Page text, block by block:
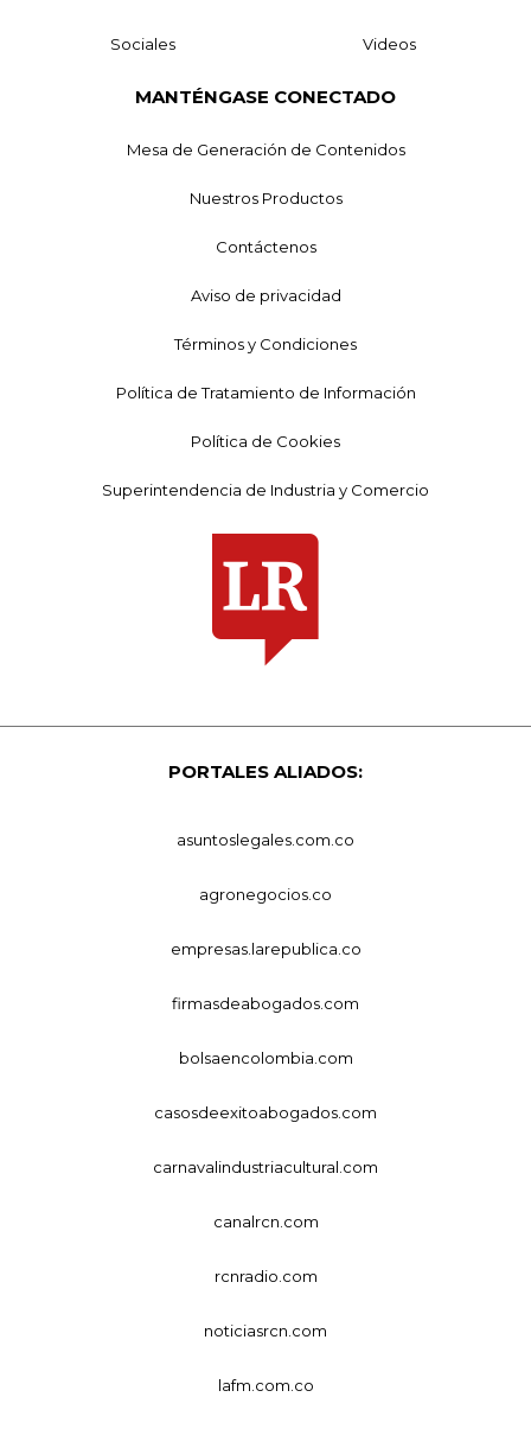
Sociales Videos
MANTÉNGASE CONECTADO
Mesa de Generación de Contenidos
Nuestros Productos
Contáctenos
Aviso de privacidad
Términos y Condiciones
Política de Tratamiento de Información
Política de Cookies
Superintendencia de Industria y Comercio
PORTALES ALIADOS:
asuntoslegales.com.co
agronegocios.co
empresas.larepublica.co
firmasdeabogados.com
bolsaencolombia.com
casosdeexitoabogados.com
carnavalindustriacultural.com
canalrcn.com
rcnradio.com
noticiasrcn.com
lafm.com.co